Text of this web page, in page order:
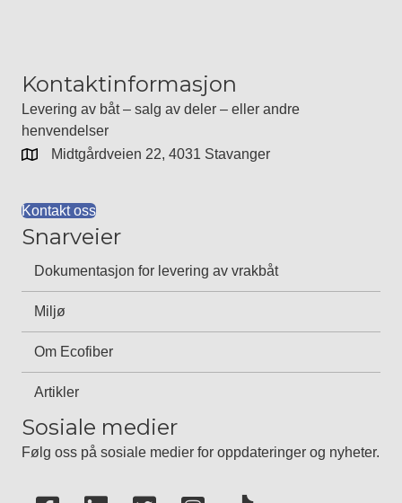
Kontaktinformasjon
Levering av båt – salg av deler – eller andre
henvendelser
Midtgårdveien 22, 4031 Stavanger
Kontakt oss
Snarveier
Dokumentasjon for levering av vrakbåt
Miljø
Om Ecofiber
Artikler
Sosiale medier
Følg oss på sosiale medier for oppdateringer og nyheter.